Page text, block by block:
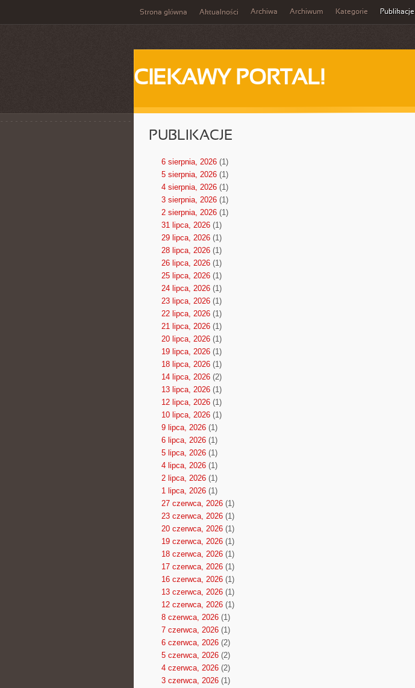
Strona główna Aktualności Archiwa Archiwum Kategorie Publikacje
CIEKAWY PORTAL!
PUBLIKACJE
6 sierpnia, 2026(1)
5 sierpnia, 2026(1)
4 sierpnia, 2026(1)
3 sierpnia, 2026(1)
2 sierpnia, 2026(1)
31 lipca, 2026(1)
29 lipca, 2026(1)
28 lipca, 2026(1)
26 lipca, 2026(1)
25 lipca, 2026(1)
24 lipca, 2026(1)
23 lipca, 2026(1)
22 lipca, 2026(1)
21 lipca, 2026(1)
20 lipca, 2026(1)
19 lipca, 2026(1)
18 lipca, 2026(1)
14 lipca, 2026(2)
13 lipca, 2026(1)
12 lipca, 2026(1)
10 lipca, 2026(1)
9 lipca, 2026(1)
6 lipca, 2026(1)
5 lipca, 2026(1)
4 lipca, 2026(1)
2 lipca, 2026(1)
1 lipca, 2026(1)
27 czerwca, 2026(1)
23 czerwca, 2026(1)
20 czerwca, 2026(1)
19 czerwca, 2026(1)
18 czerwca, 2026(1)
17 czerwca, 2026(1)
16 czerwca, 2026(1)
13 czerwca, 2026(1)
12 czerwca, 2026(1)
8 czerwca, 2026(1)
7 czerwca, 2026(1)
6 czerwca, 2026(2)
5 czerwca, 2026(2)
4 czerwca, 2026(2)
3 czerwca, 2026(1)